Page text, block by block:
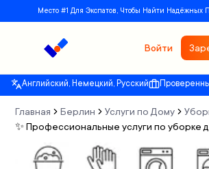
Место #1 Для Экспатов, Чтобы Найти Надёжных
Войти
Английский, Немецкий, Русский
Главная Берлин Услуги по Дому
✨ Профессиональные услуги по уборке